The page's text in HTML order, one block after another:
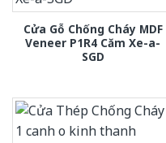
Cửa Gỗ Chống Cháy MDF
Veneer P1R4 Căm Xe-a-
SGD